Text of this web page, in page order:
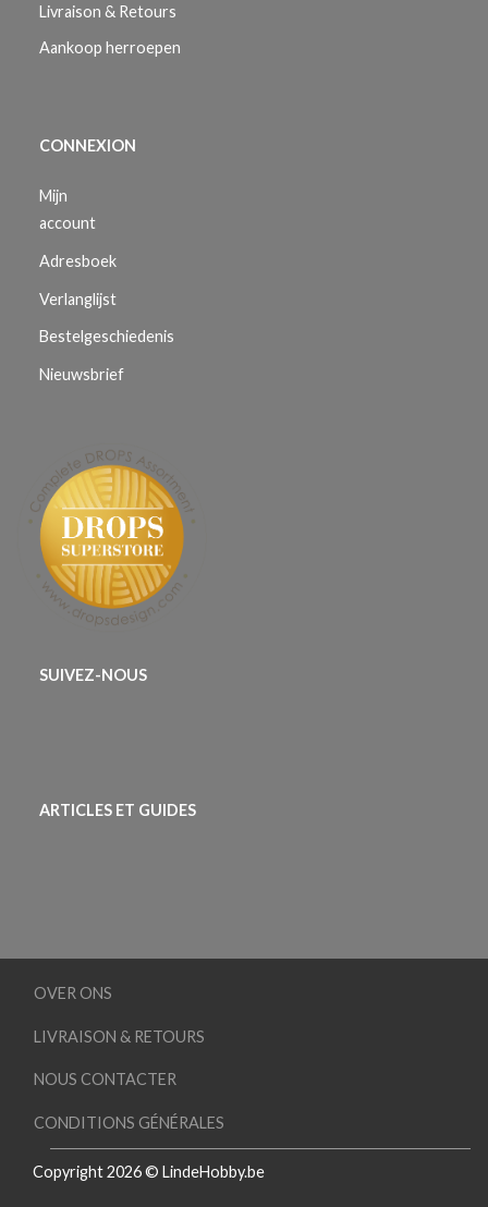
Livraison & Retours
Aankoop herroepen
CONNEXION
Mijn
account
Adresboek
Verlanglijst
Bestelgeschiedenis
Nieuwsbrief
SUIVEZ-NOUS
ARTICLES ET GUIDES
OVER ONS
LIVRAISON & RETOURS
NOUS CONTACTER
CONDITIONS GÉNÉRALES
Copyright 2026 © LindeHobby.be